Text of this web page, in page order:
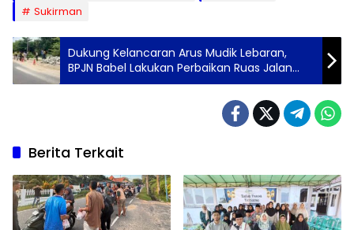
Sukirman
Dukung Kelancaran Arus Mudik Lebaran,
BPJN Babel Lakukan Perbaikan Ruas Jalan
Rusak di Bangka Barat
Berita Terkait